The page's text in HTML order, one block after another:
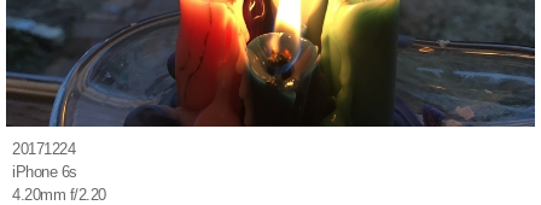
20171224
iPhone 6s
4.20mm f/2.20